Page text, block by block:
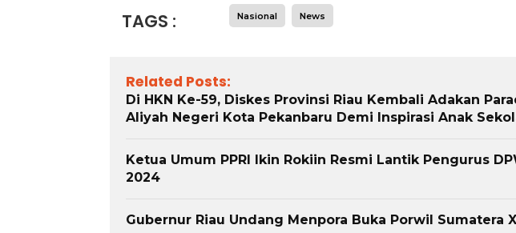
TAGS : Nasional News
Related Posts:
Di HKN Ke-59, Diskes Provinsi Riau Kembali Adakan
Aliyah Negeri Kota Pekanbaru Demi Inspirasi Anak
Ketua Umum PPRI Ikin Rokiin Resmi Lantik Pengurus
2024
Gubernur Riau Undang Menpora Buka Porwil Sumatera